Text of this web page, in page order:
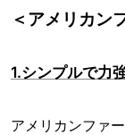
＜アメリカン
1.シンプルで力
アメリカンファ